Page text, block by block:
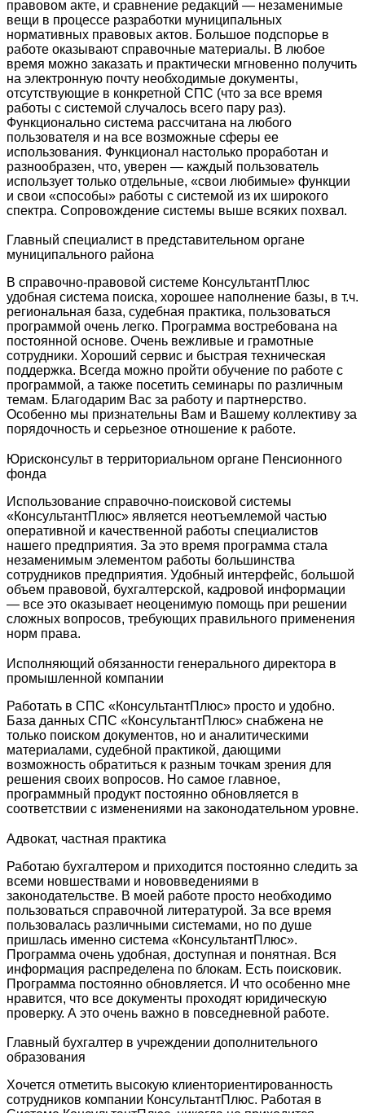
правовом акте, и сравнение редакций — незаменимые
вещи в процессе разработки муниципальных
нормативных правовых актов. Большое подспорье в
работе оказывают справочные материалы. В любое
время можно заказать и практически мгновенно получить
на электронную почту необходимые документы,
отсутствующие в конкретной СПС (что за все время
работы с системой случалось всего пару раз).
Функционально система рассчитана на любого
пользователя и на все возможные сферы ее
использования. Функционал настолько проработан и
разнообразен, что, уверен — каждый пользователь
использует только отдельные, «свои любимые» функции
и свои «способы» работы с системой из их широкого
спектра. Сопровождение системы выше всяких похвал.
Главный специалист в представительном органе
муниципального района
В справочно-правовой системе КонсультантПлюс
удобная система поиска, хорошее наполнение базы, в т.ч.
региональная база, судебная практика, пользоваться
программой очень легко. Программа востребована на
постоянной основе. Очень вежливые и грамотные
сотрудники. Хороший сервис и быстрая техническая
поддержка. Всегда можно пройти обучение по работе с
программой, а также посетить семинары по различным
темам. Благодарим Вас за работу и партнерство.
Особенно мы признательны Вам и Вашему коллективу за
порядочность и серьезное отношение к работе.
Юрисконсульт в территориальном органе Пенсионного
фонда
Использование справочно-поисковой системы
«КонсультантПлюс» является неотъемлемой частью
оперативной и качественной работы специалистов
нашего предприятия. За это время программа стала
незаменимым элементом работы большинства
сотрудников предприятия. Удобный интерфейс, большой
объем правовой, бухгалтерской, кадровой информации
— все это оказывает неоценимую помощь при решении
сложных вопросов, требующих правильного применения
норм права.
Исполняющий обязанности генерального директора в
промышленной компании
Работать в СПС «КонсультантПлюс» просто и удобно.
База данных СПС «КонсультантПлюс» снабжена не
только поиском документов, но и аналитическими
материалами, судебной практикой, дающими
возможность обратиться к разным точкам зрения для
решения своих вопросов. Но самое главное,
программный продукт постоянно обновляется в
соответствии с изменениями на законодательном уровне.
Адвокат, частная практика
Работаю бухгалтером и приходится постоянно следить за
всеми новшествами и нововведениями в
законодательстве. В моей работе просто необходимо
пользоваться справочной литературой. За все время
пользовалась различными системами, но по душе
пришлась именно система «КонсультантПлюс».
Программа очень удобная, доступная и понятная. Вся
информация распределена по блокам. Есть поисковик.
Программа постоянно обновляется. И что особенно мне
нравится, что все документы проходят юридическую
проверку. А это очень важно в повседневной работе.
Главный бухгалтер в учреждении дополнительного
образования
Хочется отметить высокую клиенториентированность
сотрудников компании КонсультантПлюс. Работая в